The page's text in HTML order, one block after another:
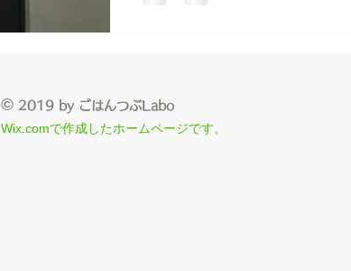
© 2019 by ごはんつぶLabo
Wix.comで作成したホームページです。